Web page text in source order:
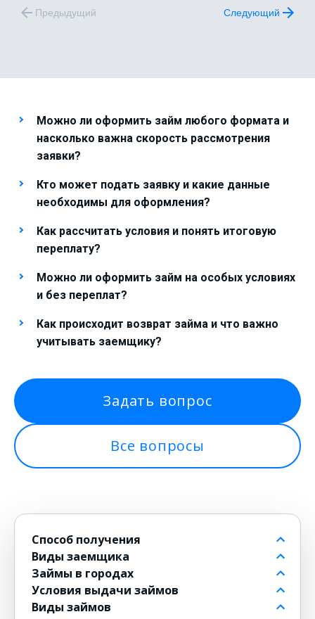
Предыдущий Следующий
Можно ли оформить займ любого формата и
насколько важна скорость рассмотрения
заявки?
Кто может подать заявку и какие данные
необходимы для оформления?
Как рассчитать условия и понять итоговую
переплату?
Можно ли оформить займ на особых условиях
и без переплат?
Как происходит возврат займа и что важно
учитывать заемщику?
Задать вопрос
Все вопросы
Способ получения
На банковский счет
Через контакт
На карту
на Киви
Виды заемщика
Пенсионерам до 80 лет
Для должников
Безработным
Займы в городах
в Москве
в Санкт-Петербурге
Условия выдачи займов
Бесплатные
Виды займов